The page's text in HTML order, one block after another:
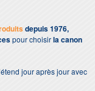
depuis 1976,
pour choisirla canon
jour après jour avec